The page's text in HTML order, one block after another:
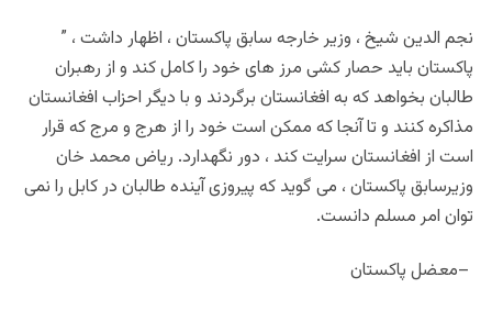
نجم الدین شیخ ، وزیر خارجه سابق پاکستان ، اظهار داشت ، ”
پاکستان باید حصار کشی مرز های خود را کامل کند و از رهبران
طالبان بخواهد که به افغانستان برگردند و با دیگر احزاب افغانستان
مذاکره کنند و تا آنجا که ممکن است خود را از هرج و مرج که قرار
است از افغانستان سرایت کند ، دور نگهدارد. ریاض محمد خان
وزیرسابق پاکستان ، می گوید که پیروزی آینده طالبان در کابل را نمی
توان امر مسلم دانست.
–معضل پاکستان